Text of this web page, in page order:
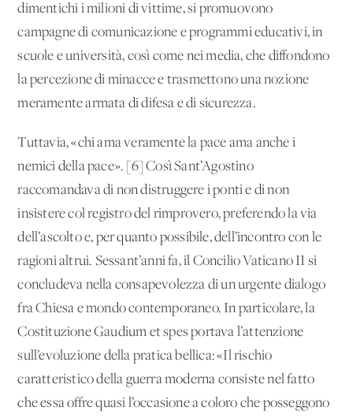
dimentichi i milioni di vittime, si promuovono
campagne di comunicazione e programmi educativi, in
scuole e università, così come nei media, che diffondono
la percezione di minacce e trasmettono una nozione
meramente armata di difesa e di sicurezza.
Tuttavia, «chi ama veramente la pace ama anche i
nemici della pace». [6] Così Sant’Agostino
raccomandava di non distruggere i ponti e di non
insistere col registro del rimprovero, preferendo la via
dell’ascolto e, per quanto possibile, dell’incontro con le
ragioni altrui. Sessant’anni fa, il Concilio Vaticano II si
concludeva nella consapevolezza di un urgente dialogo
fra Chiesa e mondo contemporaneo. In particolare, la
Costituzione Gaudium et spes portava l’attenzione
sull’evoluzione della pratica bellica: «Il rischio
caratteristico della guerra moderna consiste nel fatto
che essa offre quasi l’occasione a coloro che posseggono